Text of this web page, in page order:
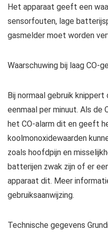
Het apparaat geeft een
sensorfouten, lage
gasmelder moet worden
Waarschuwing bij laag CO-
Bij normaal gebruik
eenmaal per minuut. Als de
het CO-alarm dit en geeft
koolmonoxidewaarden
zoals hoofdpijn en
batterijen zwak zijn of er
apparaat dit. Meer
gebruiksaanwijzing.
Technische gegevens